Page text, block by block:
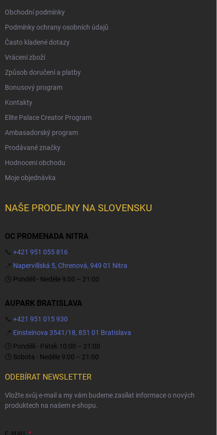
Obchodní podmínky
Podmínky ochrany osobních údajů
Často kladené dotazy
Vrácení zboží
Způsob doručení a platby
Bonusový program
Kontakty
Elite Palace Creator Program
Ambasadorský program
Prodávané značky
Hodnocení obchodu
Moje objednávka
NAŠE PRODEJNY NA SLOVENSKU
OC PROMENADA NITRA
📞 +421 951 055 816
📍 Napervillská 5, Chrenová, 949 01 Nitra
🕒 Pondělí - Neděle 9:00 – 21:00
AUPARK BRATISLAVA
📞 +421 951 015 930
📍 Einsteinova 3541/18, 851 01 Bratislava
🕒 Pondělí - Pátek 10:00 – 21:00
🕒 Sobota - Neděle 9:00 – 21:00
ODEBÍRAT NEWSLETTER
Vložte svůj e-mail a my vám budeme zasílat informace o nových
produktech na našem e-shopu.
E-MAIL